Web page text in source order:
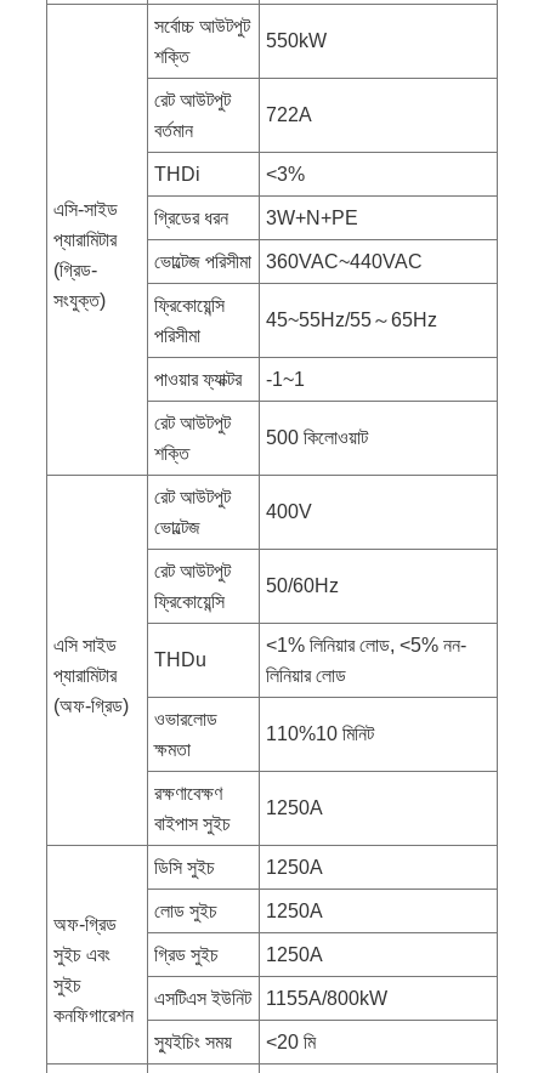
এসি-সাইড
প্যারামিটার
(গ্রিড-
সংযুক্ত)
সর্বোচ্চ আউটপুট
শক্তি
550kW
রেট আউটপুট
বর্তমান
722A
THDi <3%
গ্রিডের ধরন 3W+N+PE
ভোল্টেজ পরিসীমা 360VAC~440VAC
ফ্রিকোয়েন্সি
পরিসীমা
45~55Hz/55～65Hz
পাওয়ার ফ্যাক্টর -1~1
রেট আউটপুট
শক্তি
500 কিলোওয়াট
এসি সাইড
প্যারামিটার
(অফ-গ্রিড)
রেট আউটপুট
ভোল্টেজ
400V
রেট আউটপুট
ফ্রিকোয়েন্সি
50/60Hz
THDu
<1% লিনিয়ার লোড, <5% নন-
লিনিয়ার লোড
ওভারলোড
ক্ষমতা
110%10 মিনিট
রক্ষণাবেক্ষণ
বাইপাস সুইচ
1250A
অফ-গ্রিড
সুইচ এবং
সুইচ
কনফিগারেশন
ডিসি সুইচ 1250A
লোড সুইচ 1250A
গ্রিড সুইচ 1250A
এসটিএস ইউনিট 1155A/800kW
স্যুইচিং সময় <20 মি